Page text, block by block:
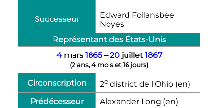
Successeur
Edward Follansbee
Noyes
Représentant des États-Unis
4mars 1865–20juillet 1867
(2 ans, 4 mois et 16 jours)
Circonscription 2e district de l'Ohio (en)
Prédécesseur
Alexander Long (en)